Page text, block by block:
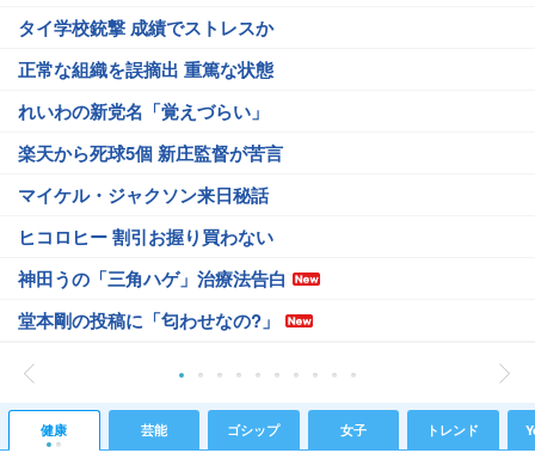
タイ学校銃撃 成績でストレスか
正常な組織を誤摘出 重篤な状態
れいわの新党名「覚えづらい」
楽天から死球5個 新庄監督が苦言
マイケル・ジャクソン来日秘話
ヒコロヒー 割引お握り買わない
神田うの「三角ハゲ」治療法告白
堂本剛の投稿に「匂わせなの?」
健康 芸能 ゴシップ 女子 トレンド